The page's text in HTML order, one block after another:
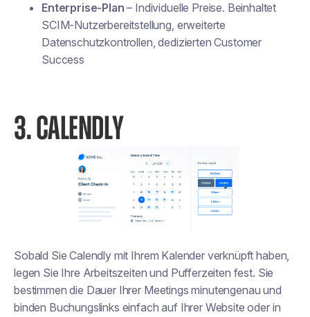
Enterprise-Plan – Individuelle Preise. Beinhaltet
SCIM-Nutzerbereitstellung, erweiterte
Datenschutzkontrollen, dedizierten Customer
Success
3. CALENDLY
Sobald Sie Calendly mit Ihrem Kalender verknüpft haben,
legen Sie Ihre Arbeitszeiten und Pufferzeiten fest. Sie
bestimmen die Dauer Ihrer Meetings minutengenau und
binden Buchungslinks einfach auf Ihrer Website oder in